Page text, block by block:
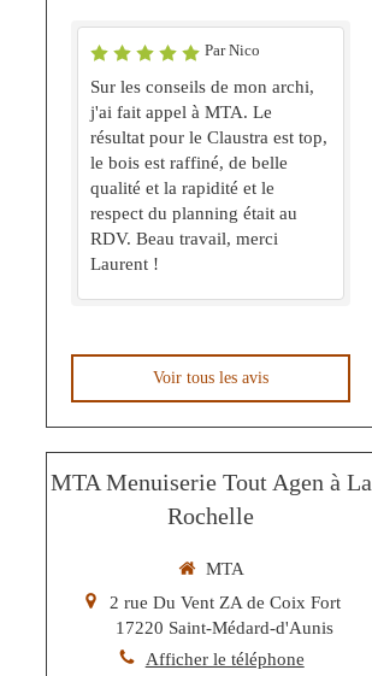
Par Nico
Sur les conseils de mon archi,
j'ai fait appel à MTA. Le
résultat pour le Claustra est top,
le bois est raffiné, de belle
qualité et la rapidité et le
respect du planning était au
RDV. Beau travail, merci
Laurent !
Voir tous les avis
MTA Menuiserie Tout Agen à La
Rochelle
MTA
2 rue Du Vent ZA de Coix Fort
17220 Saint-Médard-d'Aunis
Afficher le téléphone